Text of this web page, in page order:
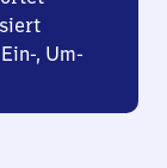
, Um-